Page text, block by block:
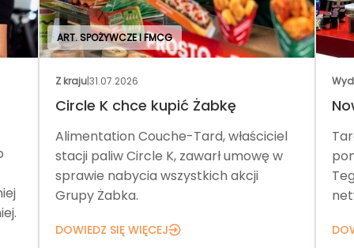
ART. SPOŻYWCZE I FMCG
Z kraju|31.07.2026
Circle K chce kupić Żabkę
Alimentation Couche-Tard, właściciel
stacji paliw Circle K, zawarł umowę w
sprawie nabycia wszystkich akcji
Grupy Żabka.
DOWIEDZ SIĘ WIĘCEJ